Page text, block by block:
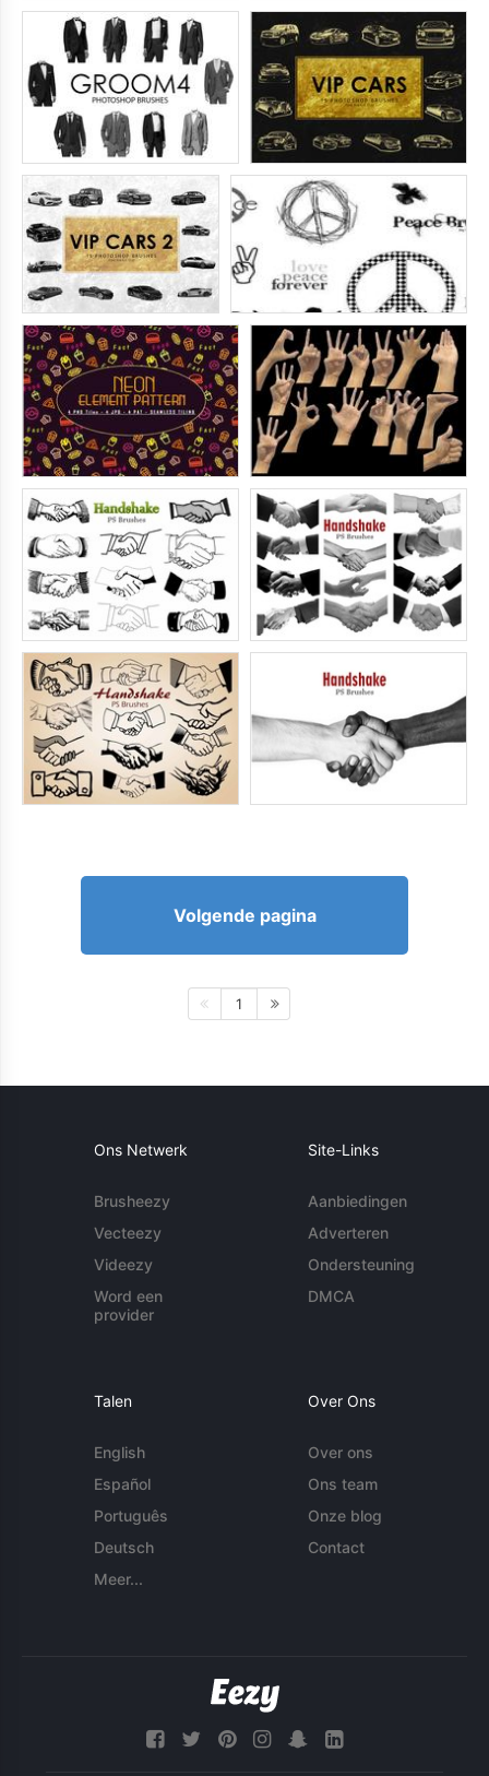
Volgende pagina
1
Ons Netwerk
Brusheezy
Vecteezy
Videezy
Word een
provider
Site-Links
Aanbiedingen
Adverteren
Ondersteuning
DMCA
Talen
English
Español
Português
Deutsch
Meer...
Over Ons
Over ons
Ons team
Onze blog
Contact